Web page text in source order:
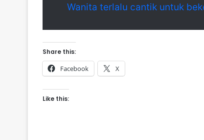
Wanita terlalu cantik untuk
Share this:
Facebook X
Like this: